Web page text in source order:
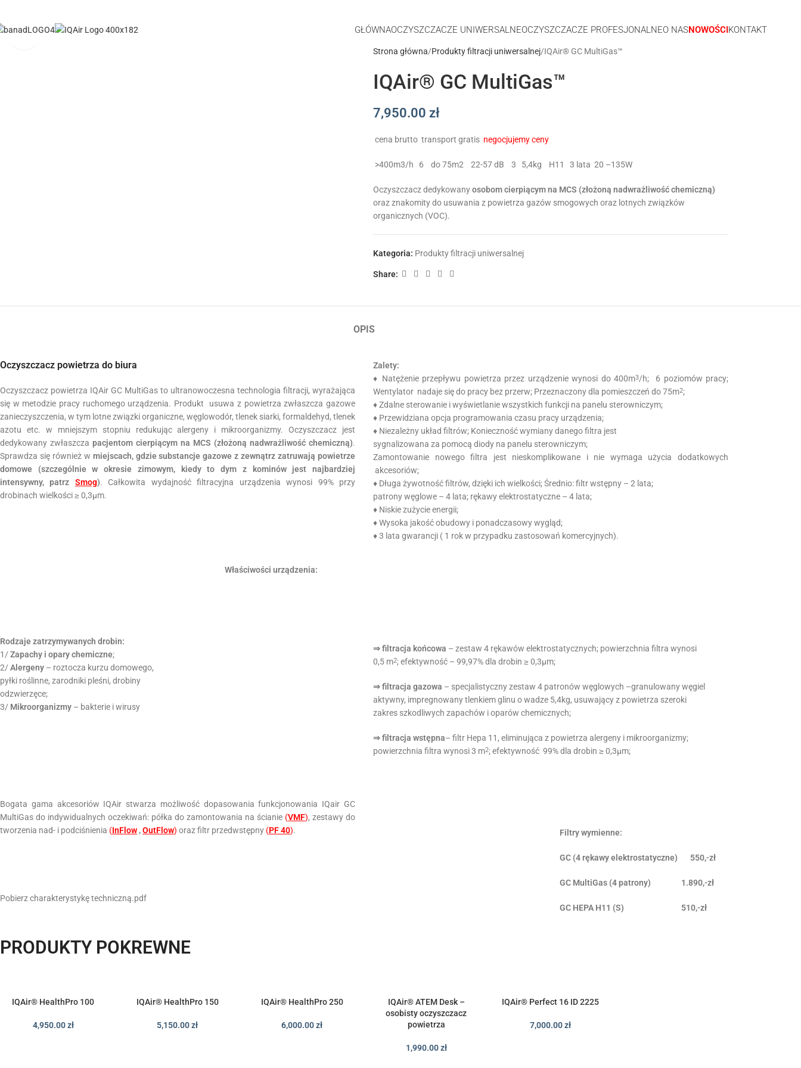
GŁÓWNAOCZYSZCZACZE UNIWERSALNEOCZYSZCZACZE PROFESJONALNEO NASNOWOŚCIKONTAKT
Click to enlarge
Strona główna Produkty filtracji uniwersalnej IQAir® GC MultiGas™
IQAir® GC MultiGas™
7,950.00 zł
cena brutto transport gratis negocjujemy ceny
>400m3/h 6 do 75m2 22-57 dB 3 5,4kg H11 3 lata 20 –135W
Oczyszczacz dedykowanyosobom cierpiącym na MCS (złożoną nadwrażliwość chemiczną)
oraz znakomity do usuwania z powietrza gazów smogowych oraz lotnych związków
organicznych (VOC).
Kategoria: Produkty filtracji uniwersalnej
Share:
OPIS
Oczyszczacz powietrza do biura
Oczyszczacz powietrza IQAir GC MultiGas to ultranowoczesna technologia filtracji, wyrażająca
się w metodzie pracy ruchomego urządzenia. Produkt usuwa z powietrza zwłaszcza gazowe
zanieczyszczenia, w tym lotne związki organiczne, węglowodór, tlenek siarki, formaldehyd, tlenek
azotu etc. w mniejszym stopniu redukując alergeny i mikroorganizmy. Oczyszczacz jest
dedykowany zwłaszcza pacjentom cierpiącym na MCS (złożoną nadwrażliwość chemiczną).
Sprawdza się również w miejscach, gdzie substancje gazowe z zewnątrz zatruwają powietrze
domowe (szczególnie w okresie zimowym, kiedy to dym z kominów jest najbardziej
intensywny, patrz Smog). Całkowita wydajność filtracyjna urządzenia wynosi 99% przy
drobinach wielkości ≥ 0,3µm.
Zalety:
♦ Natężenie przepływu powietrza przez urządzenie wynosi do 400m3/h; 6 poziomów pracy;
Wentylator nadaje się do pracy bez przerw; Przeznaczony dla pomieszczeń do 75m2;
♦ Zdalne sterowanie i wyświetlanie wszystkich funkcji na panelu sterowniczym;
♦ Przewidziana opcja programowania czasu pracy urządzenia;
♦ Niezależny układ filtrów; Konieczność wymiany danego filtra jest
sygnalizowana za pomocą diody na panelu sterowniczym;
Zamontowanie nowego filtra jest nieskomplikowane i nie wymaga użycia dodatkowych
akcesoriów;
♦ Długa żywotność filtrów, dzięki ich wielkości; Średnio: filtr wstępny – 2 lata;
patrony węglowe – 4 lata; rękawy elektrostatyczne – 4 lata;
♦ Niskie zużycie energii;
♦ Wysoka jakość obudowy i ponadczasowy wygląd;
♦ 3 lata gwarancji ( 1 rok w przypadku zastosowań komercyjnych).
Rodzaje zatrzymywanych drobin:
1/ Zapachy i opary chemiczne;
2/ Alergeny – roztocza kurzu domowego,
pyłki roślinne, zarodniki pleśni, drobiny
odzwierzęce;
3/ Mikroorganizmy – bakterie i wirusy
Właściwości urządzenia:
⇒ filtracja końcowa – zestaw 4 rękawów elektrostatycznych; powierzchnia filtra wynosi
0,5 m2; efektywność – 99,97% dla drobin ≥ 0,3µm;
⇒ filtracja gazowa – specjalistyczny zestaw 4 patronów węglowych –granulowany węgiel
aktywny, impregnowany tlenkiem glinu o wadze 5,4kg, usuwający z powietrza szeroki
zakres szkodliwych zapachów i oparów chemicznych;
⇒ filtracja wstępna– filtr Hepa 11, eliminująca z powietrza alergeny i mikroorganizmy;
powierzchnia filtra wynosi 3 m2; efektywność 99% dla drobin ≥ 0,3µm;
Bogata gama akcesoriów IQAir stwarza możliwość dopasowania funkcjonowania IQair GC
MultiGas do indywidualnych oczekiwań: półka do zamontowania na ścianie (VMF), zestawy do
tworzenia nad- i podciśnienia (InFlow ,OutFlow) oraz filtr przedwstępny (PF 40).
Pobierz charakterystykę techniczną.pdf
Filtry wymienne:
GC (4 rękawy elektrostatyczne) 550,-zł
GC MultiGas (4 patrony) 1.890,-zł
GC HEPA H11 (S) 510,-zł
PRODUKTY POKREWNE
IQAir® HealthPro 100
4,950.00zł
IQAir® HealthPro 150
5,150.00zł
IQAir® HealthPro 250
6,000.00zł
IQAir® ATEM Desk –
osobisty oczyszczacz
powietrza
1,990.00zł
IQAir® Perfect 16 ID 2225
7,000.00zł